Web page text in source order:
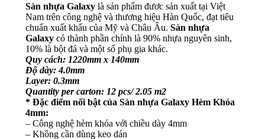
Sàn nhựa Galaxy là sản phẩm đươc sản xuất tại Việt
Nam trên công nghệ và thương hiệu Hàn Quốc, đạt tiêu
chuẩn xuất khẩu của Mỹ và Châu Âu. Sàn nhựa
Galaxy có thành phần chính là 90% nhựa nguyên sinh,
10% là bột đá và một số phụ gia khác.
Quy cách: 1220mm x 140mm
Độ dày: 4.0mm
Layer: 0.3mm
Quantity per carton: 12 pcs/ 2.05 m2
* Đặc điểm nổi bật của Sàn nhựa Galaxy Hèm Khóa
4mm:
– Công nghệ hèm khóa với chiều dày 4mm
– Không cần dùng keo dán